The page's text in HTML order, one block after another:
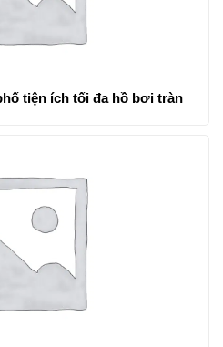
tiện ích tối đa hồ bơi tràn